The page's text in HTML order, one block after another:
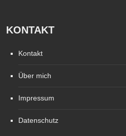
KONTAKT
Kontakt
Über mich
Impressum
Datenschutz